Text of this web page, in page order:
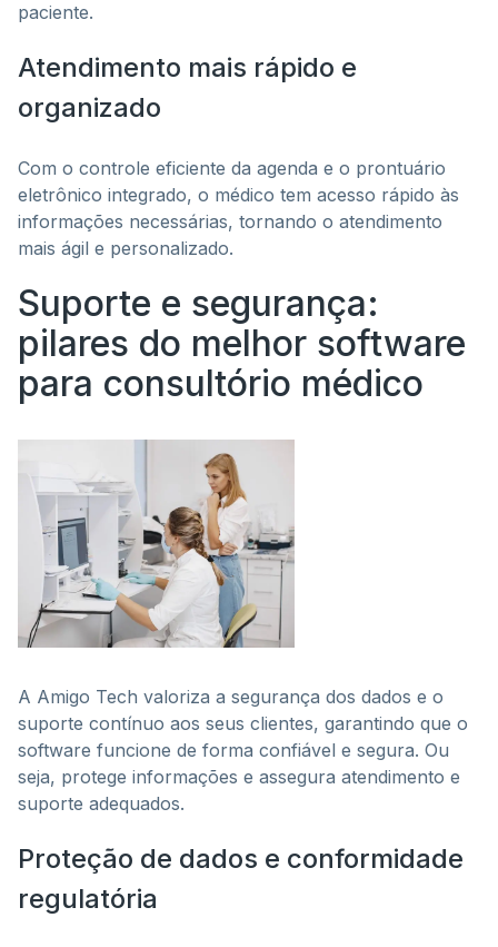
paciente.
Atendimento mais rápido e
organizado
Com o controle eficiente da agenda e o prontuário
eletrônico integrado, o médico tem acesso rápido às
informações necessárias, tornando o atendimento
mais ágil e personalizado.
Suporte e segurança:
pilares do melhor software
para consultório médico
A Amigo Tech valoriza a segurança dos dados e o
suporte contínuo aos seus clientes, garantindo que o
software funcione de forma confiável e segura. Ou
seja, protege informações e assegura atendimento e
suporte adequados.
Proteção de dados e conformidade
regulatória